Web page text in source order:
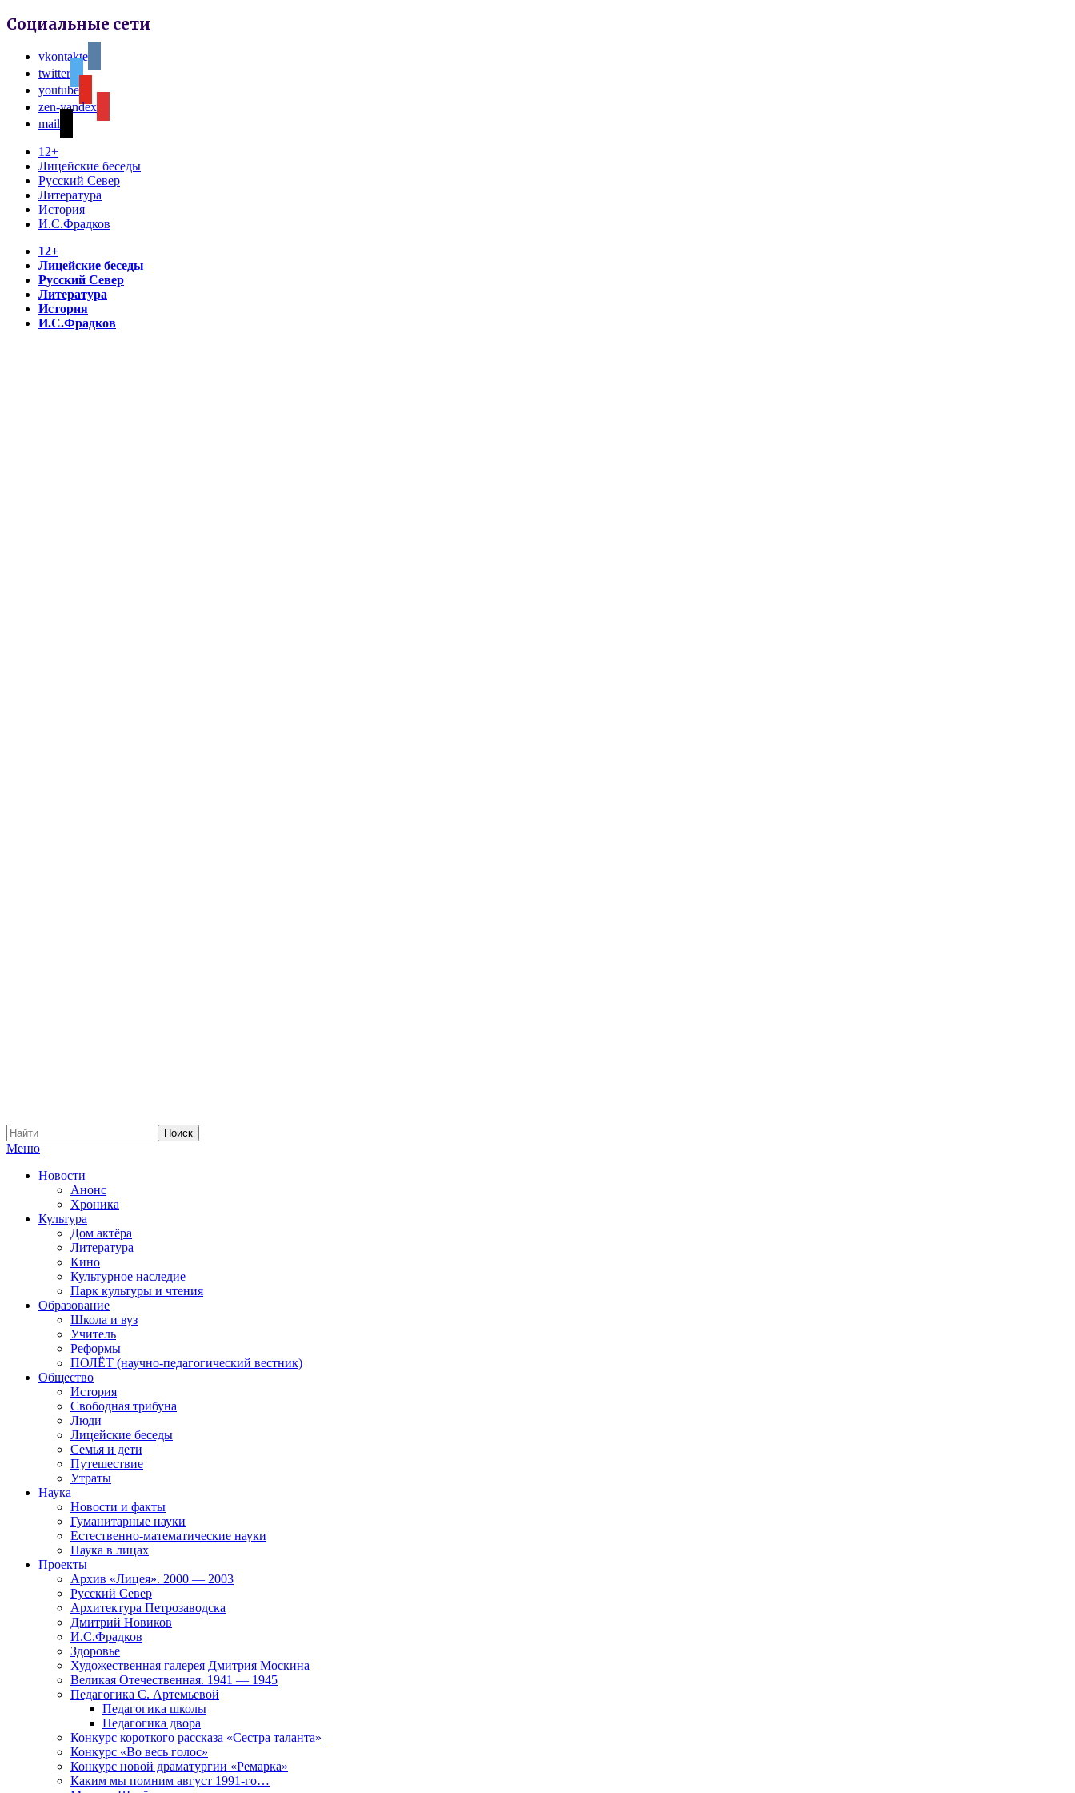
Социальные сети
vkontakte
twitter
youtube
zen-yandex
mail
12+
Лицейские беседы
Русский Север
Литература
История
И.С.Фрадков
12+
Лицейские беседы
Русский Север
Литература
История
И.С.Фрадков
Меню
Новости
Анонс
Хроника
Культура
Дом актёра
Литература
Кино
Культурное наследие
Парк культуры и чтения
Образование
Школа и вуз
Учитель
Реформы
ПОЛЁТ (научно-педагогический вестник)
Общество
История
Свободная трибуна
Люди
Лицейские беседы
Семья и дети
Путешествие
Утраты
Наука
Новости и факты
Гуманитарные науки
Естественно-математические науки
Наука в лицах
Проекты
Архив «Лицея». 2000 — 2003
Русский Север
Архитектура Петрозаводска
Дмитрий Новиков
И.С.Фрадков
Здоровье
Художественная галерея Дмитрия Москина
Великая Отечественная. 1941 — 1945
Педагогика С. Артемьевой
Педагогика школы
Педагогика двора
Конкурс короткого рассказа «Сестра таланта»
Конкурс «Во весь голос»
Конкурс новой драматургии «Ремарка»
Каким мы помним август 1991-го…